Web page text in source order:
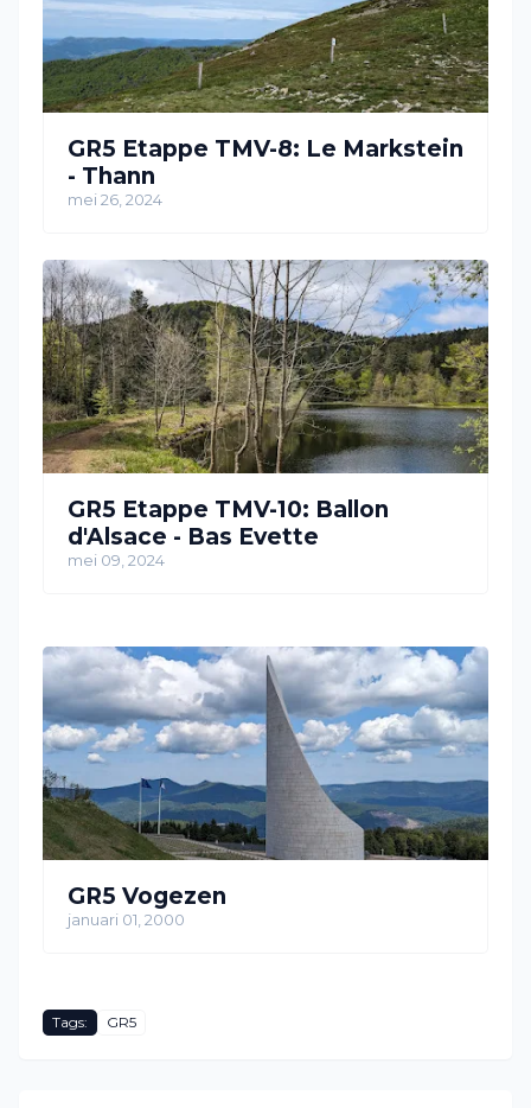
GR5 Etappe TMV-8: Le Markstein
- Thann
mei 26, 2024
GR5 Etappe TMV-10: Ballon
d'Alsace - Bas Evette
mei 09, 2024
GR5 Vogezen
januari 01, 2000
Tags: GR5